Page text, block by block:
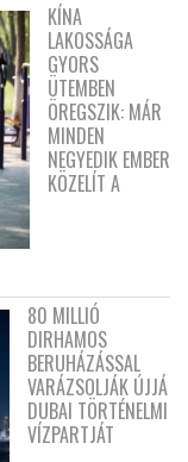
KÍNA
LAKOSSÁGA
GYORS
ÜTEMBEN
ÖREGSZIK: MÁR
MINDEN
NEGYEDIK EMBER
KÖZELÍT A
80 MILLIÓ
DIRHAMOS
BERUHÁZÁSSAL
VARÁZSOLJÁK ÚJJÁ
DUBAI TÖRTÉNELMI
VÍZPARTJÁT